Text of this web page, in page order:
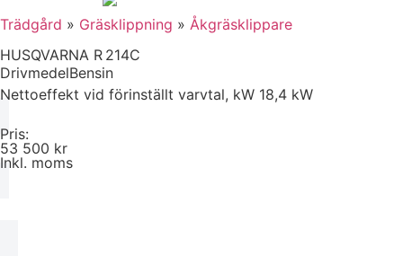
Trädgård » Gräsklippning » Åkgräsklippare
HUSQVARNA R 214C
DrivmedelBensin
Nettoeffekt vid förinställt varvtal, kW 18,4 kW
Pris:
53 500 kr
Inkl. moms